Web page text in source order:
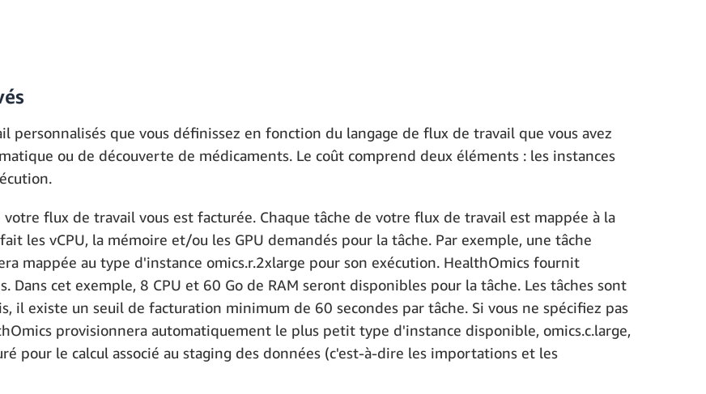
personnalisés que vous définissez en fonction du langage de flux de travail que vous avez
ou de découverte de médicaments. Le coût comprend deux éléments : les instances
flux de travail vous est facturée. Chaque tâche de votre flux de travail est mappée à la
les vCPU, la mémoire et/ou les GPU demandés pour la tâche. Par exemple, une tâche
mappée au type d'instance omics.r.2xlarge pour son exécution. HealthOmics fournit
Dans cet exemple, 8 CPU et 60 Go de RAM seront disponibles pour la tâche. Les tâches sont
il existe un seuil de facturation minimum de 60 secondes par tâche. Si vous ne spécifiez pas
provisionnera automatiquement le plus petit type d'instance disponible, omics.c.large,
pour le calcul associé au staging des données (c'est-à-dire les importations et les